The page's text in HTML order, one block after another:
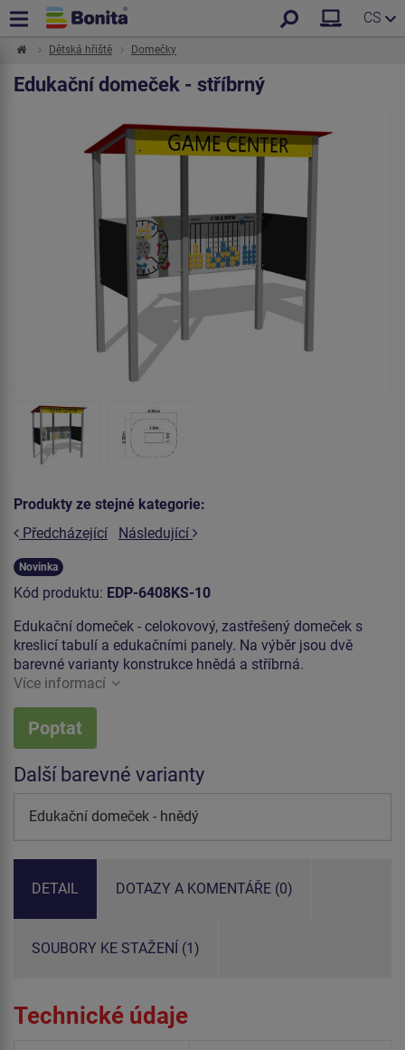
CS
Dětská hřiště Domečky
Edukační domeček - stříbrný
Produkty ze stejné kategorie:
Předcházející
Následující
Novinka
Kód produktu: EDP-6408KS-10
Edukační domeček - celokovový, zastřešený domeček s
kreslicí tabulí a edukačními panely. Na výběr jsou dvě
barevné varianty konstrukce hnědá a stříbrná.
Více informací
Poptat
Další barevné varianty
Edukační domeček - hnědý
DETAIL DOTAZY A KOMENTÁŘE (0)
SOUBORY KE STAŽENÍ (1)
Technické údaje